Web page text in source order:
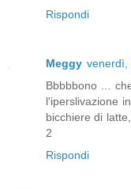
Rispondi
Meggy venerdì,
Bbbbbono ...
l'iperslivazione
bicchiere di
2
Rispondi